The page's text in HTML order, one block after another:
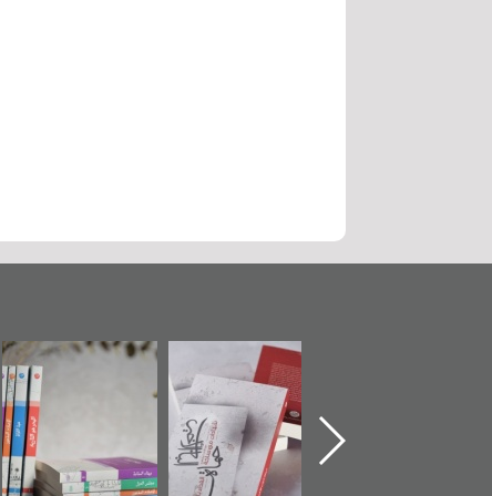
تصنيف موضوعي
للوثائق البريطانية
يقدمه «مركز أوال»
في سلسلة من 5
كتب
"مرآة البحرين"